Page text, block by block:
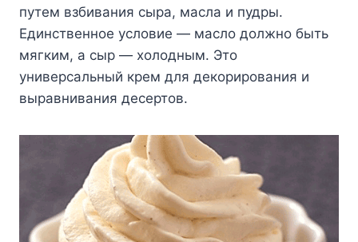
путем взбивания сыра, масла и пудры.
Единственное условие — масло должно быть
мягким, а сыр — холодным. Это
универсальный крем для декорирования и
выравнивания десертов.